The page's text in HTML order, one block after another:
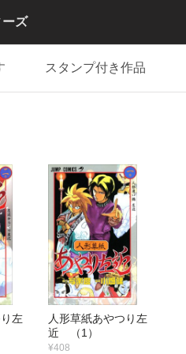
ーズ
スタンプ付き作品
左
人形草紙あやつり左
近 （1）
¥408